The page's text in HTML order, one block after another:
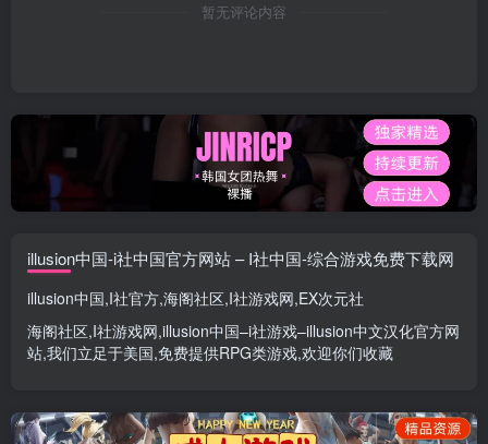
暂无评论内容
illusion中国-i社中国官方网站 – I社中国-综合游戏免费下载网
illusion中国,I社官方,海阁社区,I社游戏网,EX次元社
海阁社区,I社游戏网,illusion中国–i社游戏–illusion中文汉化官方网
站,我们立足于美国,免费提供RPG类游戏,欢迎你们收藏